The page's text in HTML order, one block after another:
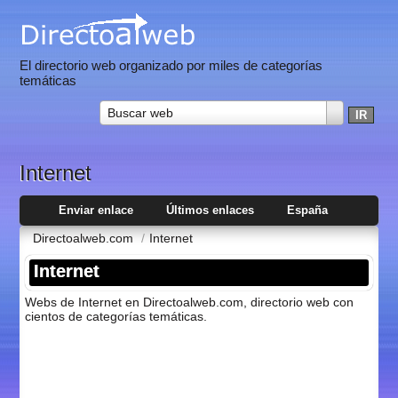
El directorio web organizado por miles de categorías
temáticas
Buscar web
Internet
Enviar enlace Últimos enlaces España
Directoalweb.com / Internet
Internet
Webs de Internet en Directoalweb.com, directorio web con
cientos de categorí­as temáticas.